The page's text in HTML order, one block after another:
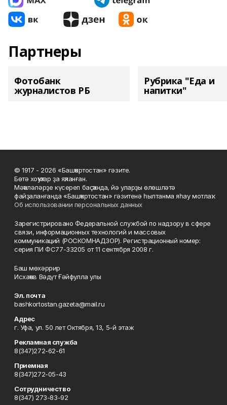
Партнеры
Фотобанк
журналистов РБ
Рубрика "Еда и
напитки"
© 1917 - 2026 «Башҡортостан» гәзите.
Бөтә хоҡуҡтар ҙа яҡланған.
Мәҡәләләрҙе күсереп баҫҡанда, йә уларҙы өлөшләтә
файҙаланғанда «Башҡортостан» гәзитенә һылтанма яһау мотлаҡ.
Об использовании персональных данных
Зарегистрировано Федеральной службой по надзору в сфере
связи, информационных технологий и массовых
коммуникаций (РОСКОМНАДЗОР). Регистрационный номер:
серия ПИ ФС77-33205 от 11 сентября 2008 г.
Баш мөхәррир
Исхаҡов Вәдүт Ғәйфулла улы
Эл. почта
bashkortostan.gazeta@mail.ru
Адрес
г. Уфа, ул. 50 лет Октября, 13, 5-й этаж
Рекламная служба
8(347)272-62-61
Приемная
8(347)272-05-43
Сотрудничество
8(347) 273-83-92